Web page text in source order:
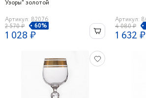
Узоры" золотой
Артикул: 82076
2 570 ₽
60%
1 028 ₽
Артикул:
4 080 ₽
1 632 ₽